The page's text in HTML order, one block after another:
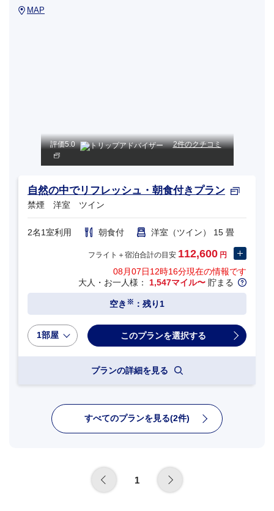
MAP
評価5.0 2件のクチコミ
自然の中でリフレッシュ・朝食付きプラン
禁煙 洋室 ツイン
2名1室利用 朝食付 洋室（ツイン） 15 畳
フライト＋宿泊合計の目安 112,600 円
08月07日12時16分現在の情報です
大人・お一人様： 1,547マイル〜 貯まる
空き ※ ：残り1
1部屋
プランの詳細を見る
すべてのプランを見る(2件)
1